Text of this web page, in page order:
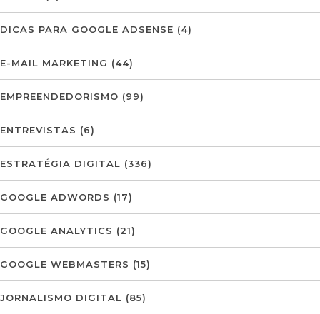
DICAS PARA GOOGLE ADSENSE (4)
E-MAIL MARKETING (44)
EMPREENDEDORISMO (99)
ENTREVISTAS (6)
ESTRATÉGIA DIGITAL (336)
GOOGLE ADWORDS (17)
GOOGLE ANALYTICS (21)
GOOGLE WEBMASTERS (15)
JORNALISMO DIGITAL (85)